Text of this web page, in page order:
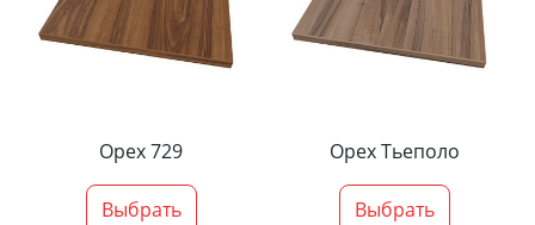
Орех 729
Выбрать
Орех Тьеполо
Выбрать